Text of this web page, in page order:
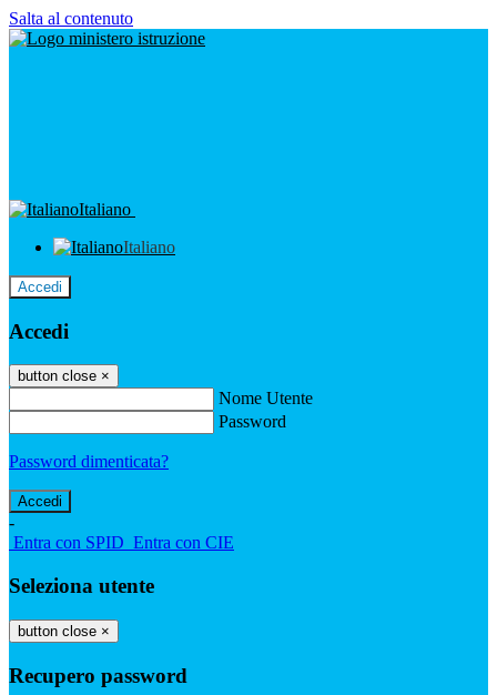
Salta al contenuto
Italiano
Italiano
Accedi
Accedi
button close ×
Nome Utente
Password
Password dimenticata?
-
Entra con SPID Entra con CIE
Seleziona utente
button close ×
Recupero password